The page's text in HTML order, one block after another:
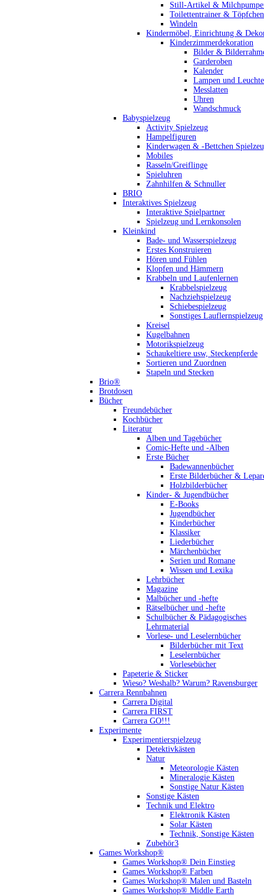
Still-Artikel &
Toilettentrainer & Töpfchen
Windeln
Kindermöbel, Einrichtung &
Kinderzimmerdekoration
Bilder &
Garderoben
Kalender
Lampen und
Messlatten
Uhren
Wandschmuck
Babyspielzeug
Activity Spielzeug
Hampelfiguren
Kinderwagen & -Bettchen
Mobiles
Rasseln/Greiflinge
Spieluhren
Zahnhilfen & Schnuller
BRIO
Interaktives Spielzeug
Interaktive Spielpartner
Spielzeug und Lernkonsolen
Kleinkind
Bade- und Wasserspielzeug
Erstes Konstruieren
Hören und Fühlen
Klopfen und Hämmern
Krabbeln und Laufenlernen
Krabbelspielzeug
Nachziehspielzeug
Schiebespielzeug
Sonstiges Lauflernspielzeug
Kreisel
Kugelbahnen
Motorikspielzeug
Schaukeltiere usw, Steckenpferde
Sortieren und Zuordnen
Stapeln und Stecken
Brio®
Brotdosen
Bücher
Freundebücher
Kochbücher
Literatur
Alben und Tagebücher
Comic-Hefte und -Alben
Erste Bücher
Badewannenbücher
Erste Bilderbücher &
Holzbilderbücher
Kinder- & Jugendbücher
E-Books
Jugendbücher
Kinderbücher
Klassiker
Liederbücher
Märchenbücher
Serien und Romane
Wissen und Lexika
Lehrbücher
Magazine
Malbücher und -hefte
Rätselbücher und -hefte
Schulbücher & Pädagogisches
Lehrmaterial
Vorlese- und Leselernbücher
Bilderbücher mit Text
Leselernbücher
Vorlesebücher
Papeterie & Sticker
Wieso? Weshalb? Warum? Ravensburger
Carrera Rennbahnen
Carrera Digital
Carrera FIRST
Carrera GO!!!
Experimente
Experimentierspielzeug
Detektivkästen
Natur
Meteorologie Kästen
Mineralogie Kästen
Sonstige Natur Kästen
Sonstige Kästen
Technik und Elektro
Elektronik Kästen
Solar Kästen
Technik, Sonstige Kästen
Zubehör3
Games Workshop®
Games Workshop® Dein Einstieg
Games Workshop® Farben
Games Workshop® Malen und Basteln
Games Workshop® Middle Earth